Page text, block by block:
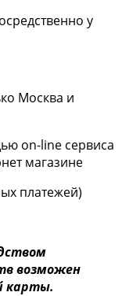
у
Москва и
on-line сервиса
магазине
платежей)
возможен
карты.